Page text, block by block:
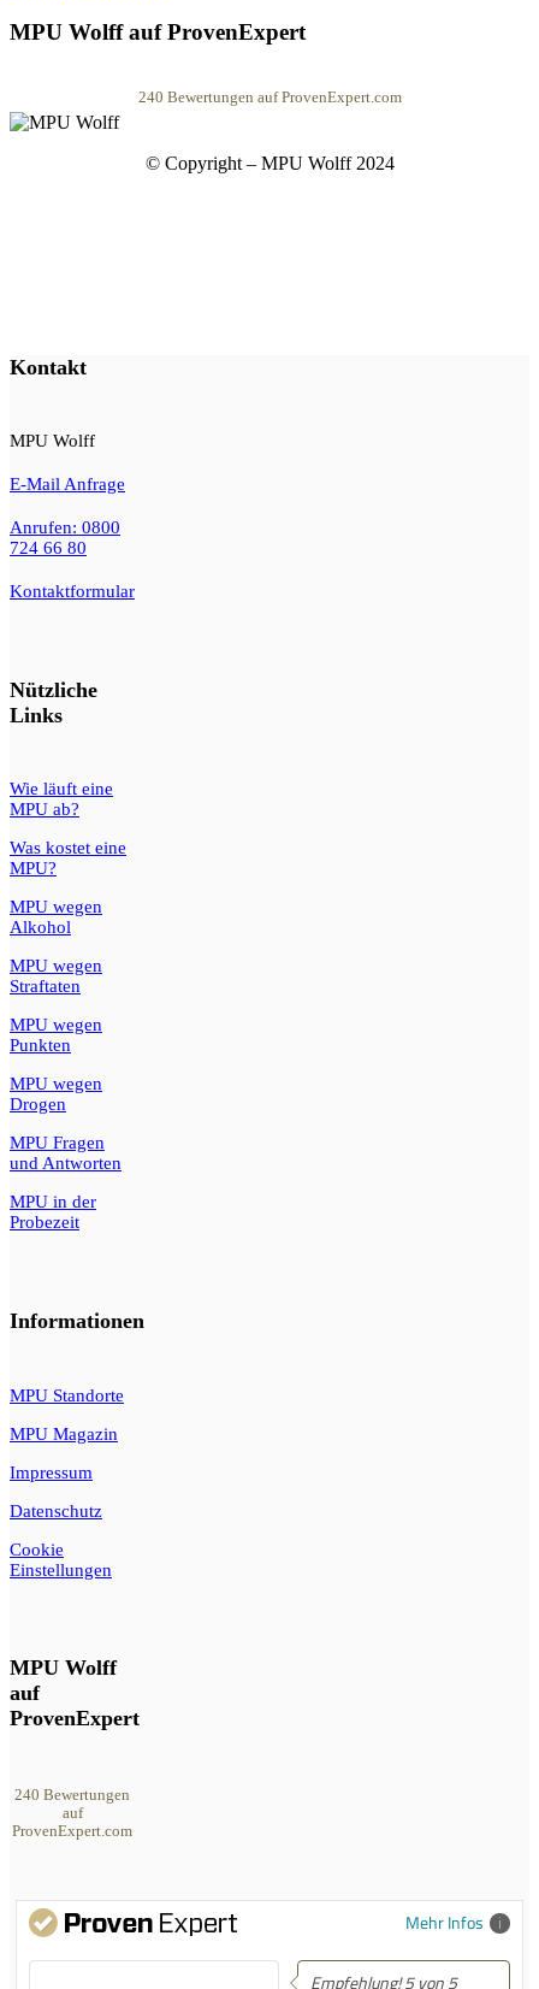
MPU Wolff auf ProvenExpert
MPU Wolff
240 Bewertungen auf ProvenExpert.com
© Copyright – MPU Wolff 2024
Kontakt
MPU Wolff
E-Mail Anfrage
Anrufen: 0800
724 66 80
Kontaktformular
Nützliche
Links
Wie läuft eine
MPU ab?
Was kostet eine
MPU?
MPU wegen
Alkohol
MPU wegen
Straftaten
MPU wegen
Punkten
MPU wegen
Drogen
MPU Fragen
und Antworten
MPU in der
Probezeit
Informationen
MPU Standorte
MPU Magazin
Impressum
Datenschutz
Cookie
Einstellungen
MPU Wolff
auf
ProvenExpert
240 Bewertungen
auf
ProvenExpert.com
Mehr Infos
Empfehlung! 5 von 5